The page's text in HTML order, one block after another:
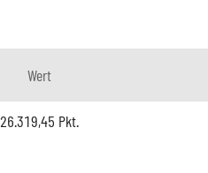
Wert
26.319,45 Pkt.